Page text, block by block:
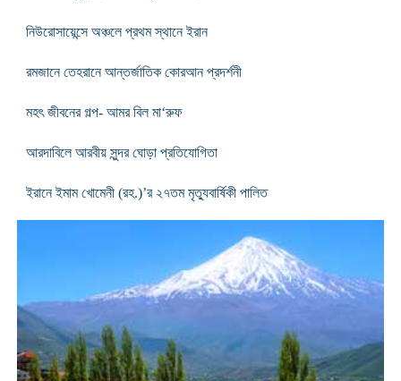
নিউরোসায়েন্সে অঞ্চলে প্রথম স্থানে ইরান
রমজানে তেহরানে আন্তর্জাতিক কোরআন প্রদর্শনী
মহৎ জীবনের গল্প- আমর বিল মা‘রুফ
আরদাবিলে আরবীয় সুন্দর ঘোড়া প্রতিযোগিতা
ইরানে ইমাম খোমেনী (রহ.)’র ২৭তম মৃত্যুবার্ষিকী পালিত